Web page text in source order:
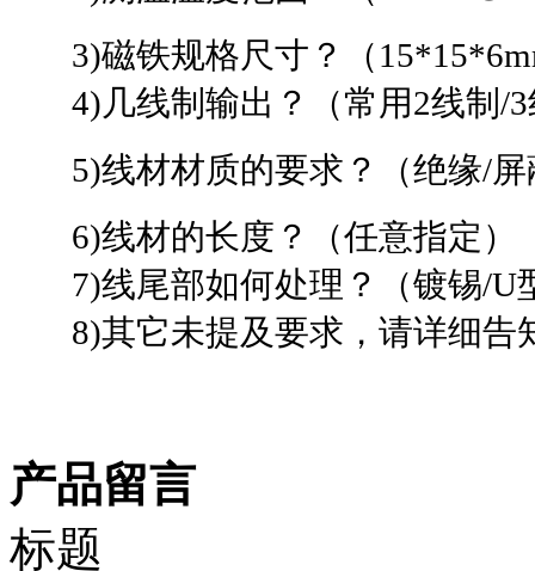
3)磁铁规格尺寸？（
4)几线制输出？（常用2线制/3
5)线材材质的要求？（绝缘/屏
6)线材的长度？（任意指定）
7)线尾部如何处理？（镀锡/U
8)其它未提及要求，请详细告
产品留言
标题